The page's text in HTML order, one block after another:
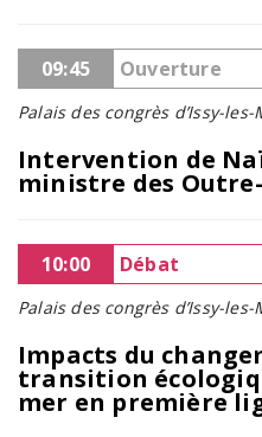
09:45 Ouverture
Palais des congrès d’Issy-
Intervention de
ministre des
10:00 Débat
Palais des congrès d’Issy-
Impacts du
transition
mer en première